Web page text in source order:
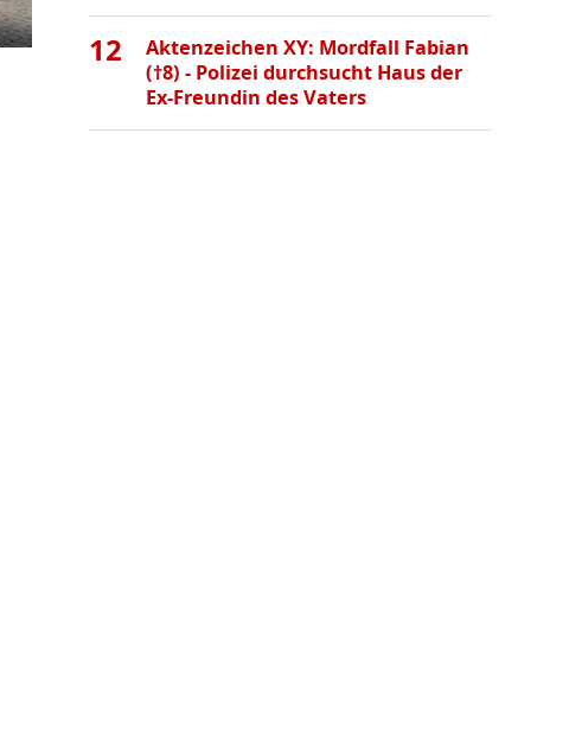
12
Aktenzeichen XY: Mordfall Fabian
(†8) - Polizei durchsucht Haus der
Ex-Freundin des Vaters